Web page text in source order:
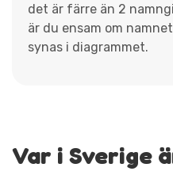
det är färre än 2
är du ensam om
synas i diagrammet.
Var i Sverige